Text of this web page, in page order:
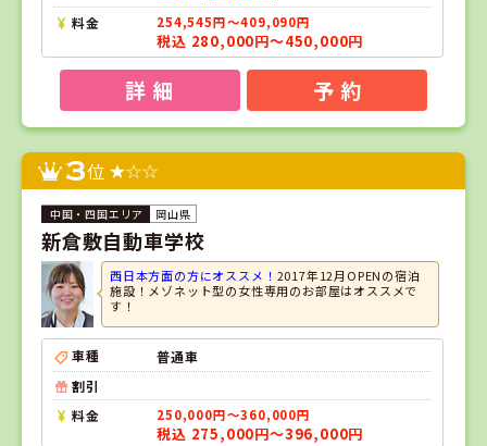
料金 254,545円～409,090円
税込 280,000円～450,000円
詳 細 予 約
3位
岡山県
新倉敷自動車学校
西日本方面の方にオススメ！ 2017年12月OPENの宿泊
施設！メゾネット型の女性専用のお部屋はオススメで
す！
車種
普通車
割引
料金
250,000円～360,000円
税込 275,000円～396,000円